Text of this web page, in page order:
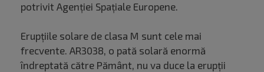
potrivit Agenției Spațiale Europene.
Erupțiile solare de clasa M sunt cele mai
frecvente. AR3038, o pată solară enormă
îndreptată către Pământ, nu va duce la erupții